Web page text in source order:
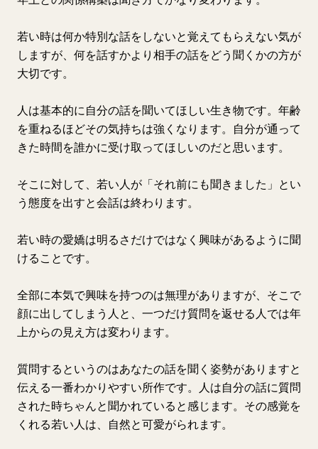
若い時は何か特別な話をしないと覚えてもらえない気が
しますが、何を話すかより相手の話をどう聞くかの方が
大切です。
人は基本的に自分の話を聞いてほしい生き物です。年齢
を重ねるほどその気持ちは強くなります。自分が通って
きた時間を誰かに受け取ってほしいのだと思います。
そこに対して、若い人が「それ前にも聞きました」とい
う態度を出すと会話は終わります。
若い時の愛嬌は明るさだけではなく興味があるように聞
けることです。
全部に本気で興味を持つのは無理がありますが、そこで
顔に出してしまう人と、一つだけ質問を返せる人では年
上からの見え方は変わります。
質問するというのはあなたの話を聞く姿勢がありますと
伝える一番わかりやすい所作です。人は自分の話に質問
された時ちゃんと聞かれていると感じます。その感覚を
くれる若い人は、自然と可愛がられます。